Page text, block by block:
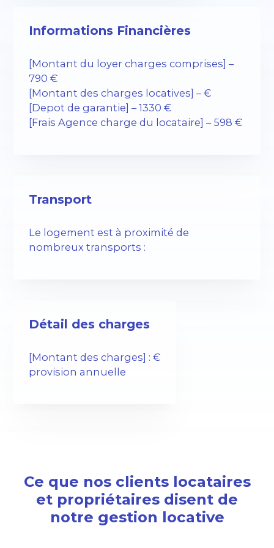
Informations Financières
[Montant du loyer charges comprises] –
790 €
[Montant des charges locatives] – €
[Depot de garantie] – 1330 €
[Frais Agence charge du locataire] – 598 €
Transport
Le logement est à proximité de
nombreux transports :
Détail des charges
[Montant des charges] : €
provision annuelle
Ce que nos clients locataires
et propriétaires disent de
notre gestion locative